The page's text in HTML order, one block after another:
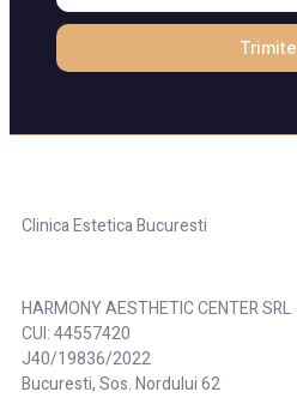
Trimite
Clinica Estetica Bucuresti
HARMONY AESTHETIC CENTER SRL
CUI: 44557420
J40/19836/2022
Bucuresti, Sos. Nordului 62